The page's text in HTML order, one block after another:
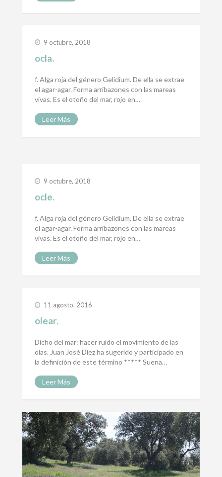
9 octubre, 2018
ocla.
f. Alga roja del género Gelidium. De ella se extrae
el agar-agar. Forma arribazones con las mareas
vivas. Es el otoño del mar, rojo en…
Leer Más
9 octubre, 2018
ocle.
f. Alga roja del género Gelidium. De ella se extrae
el agar-agar. Forma arribazones con las mareas
vivas. Es el otoño del mar, rojo en…
Leer Más
11 agosto, 2016
olear.
Dicho del mar: hacer ruido el movimiento de las
olas. Juan José Díez ha sugerido y participado en
la definición de este término ***** Suena…
Leer Más